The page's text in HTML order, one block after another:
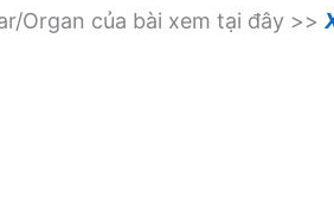
Organ của bài xem tại đây >>